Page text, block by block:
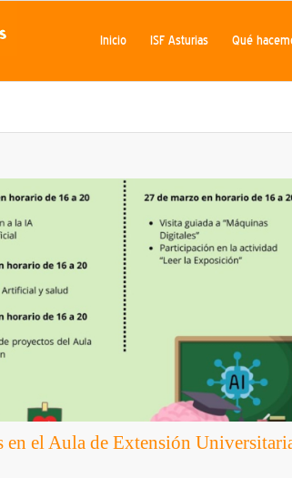
Inicio ISF Asturias Qué
en el Aula de Extensión